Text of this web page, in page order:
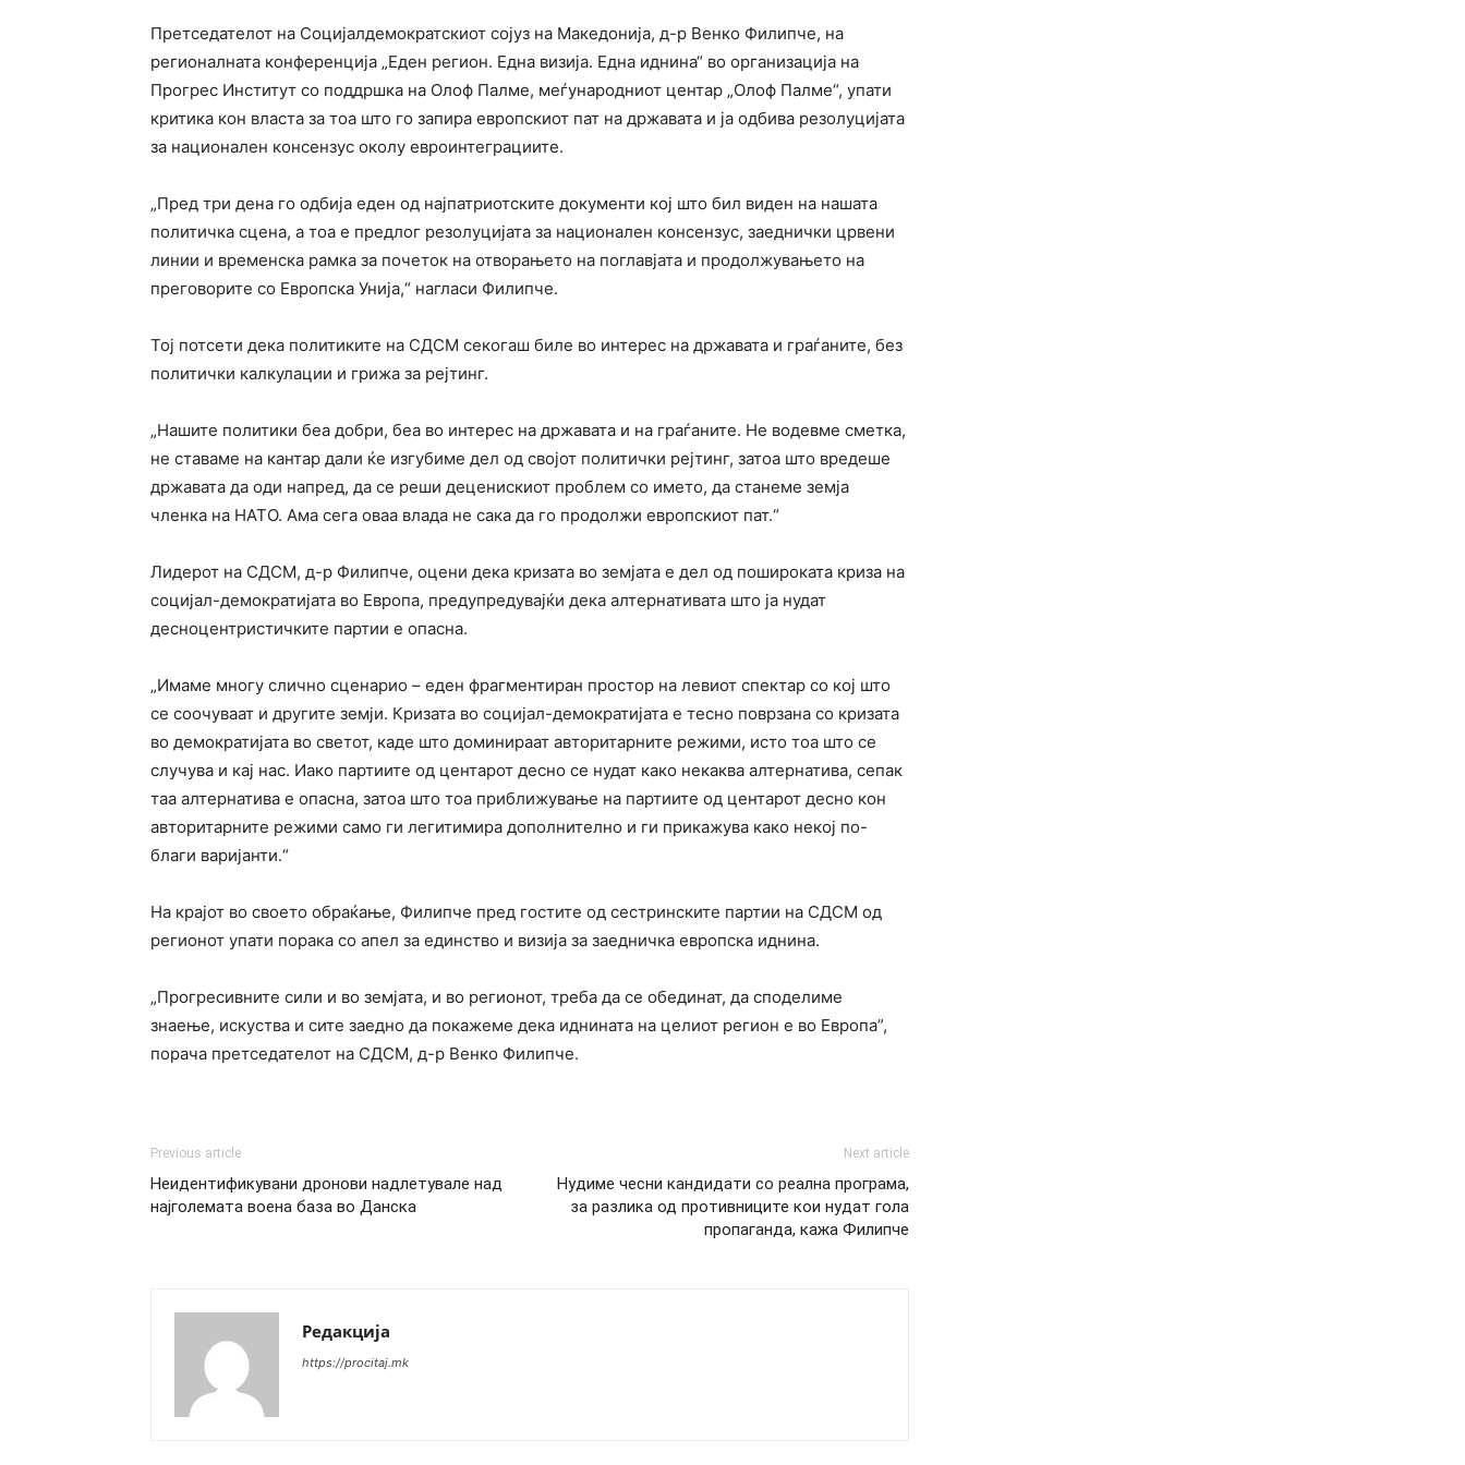
Претседателот на Социјалдемократскиот сојуз на Македонија, д-р Венко Филипче, на
регионалната конференција „Еден регион. Една визија. Една иднина“ во организација на
Прогрес Институт со поддршка на Олоф Палме, меѓународниот центар „Олоф Палме“, упати
критика кон власта за тоа што го запира европскиот пат на државата и ја одбива резолуцијата
за национален консензус околу евроинтеграциите.
„Пред три дена го одбија еден од најпатриотските документи кој што бил виден на нашата
политичка сцена, а тоа е предлог резолуцијата за национален консензус, заеднички црвени
линии и временска рамка за почеток на отворањето на поглавјата и продолжувањето на
преговорите со Европска Унија,“ нагласи Филипче.
Тој потсети дека политиките на СДСМ секогаш биле во интерес на државата и граѓаните, без
политички калкулации и грижа за рејтинг.
„Нашите политики беа добри, беа во интерес на државата и на граѓаните. Не водевме сметка,
не ставаме на кантар дали ќе изгубиме дел од својот политички рејтинг, затоа што вредеше
државата да оди напред, да се реши деценискиот проблем со името, да станеме земја
членка на НАТО. Ама сега оваа влада не сака да го продолжи европскиот пат.“
Лидерот на СДСМ, д-р Филипче, оцени дека кризата во земјата е дел од пошироката криза на
социјал-демократијата во Европа, предупредувајќи дека алтернативата што ја нудат
десноцентристичките партии е опасна.
„Имаме многу слично сценарио – еден фрагментиран простор на левиот спектар со кој што
се соочуваат и другите земји. Кризата во социјал-демократијата е тесно поврзана со кризата
во демократијата во светот, каде што доминираат авторитарните режими, исто тоа што се
случува и кај нас. Иако партиите од центарот десно се нудат како некаква алтернатива, сепак
таа алтернатива е опасна, затоа што тоа приближување на партиите од центарот десно кон
авторитарните режими само ги легитимира дополнително и ги прикажува како некој по-
благи варијанти.“
На крајот во своето обраќање, Филипче пред гостите од сестринските партии на СДСМ од
регионот упати порака со апел за единство и визија за заедничка европска иднина.
„Прогресивните сили и во земјата, и во регионот, треба да се обединат, да споделиме
знаење, искуства и сите заедно да покажеме дека иднината на целиот регион е во Европа”,
порача претседателот на СДСМ, д-р Венко Филипче.
Previous article
Неидентификувани дронови надлетувале над
најголемата воена база во Данска
Next article
Нудиме чесни кандидати со реална програма,
за разлика од противниците кои нудат гола
пропаганда, кажа Филипче
Редакција
https://procitaj.mk